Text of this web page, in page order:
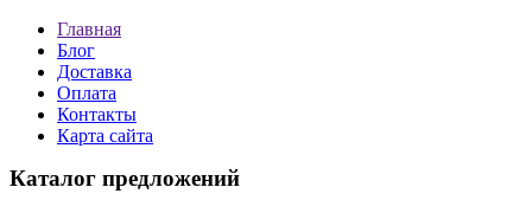
Главная
Блог
Доставка
Оплата
Контакты
Карта сайта
Каталог предложений